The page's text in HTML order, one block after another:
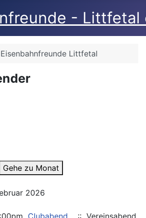
- Littfetal
Eisenbahnfreunde Littfetal
Gehe zu Monat
2026
Clubabend :: Vereinsabend